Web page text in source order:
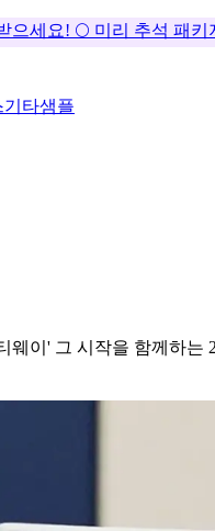
으세요! 🌕 미리 추석 패키
기타샘플
웨이' 그 시작을 함께하